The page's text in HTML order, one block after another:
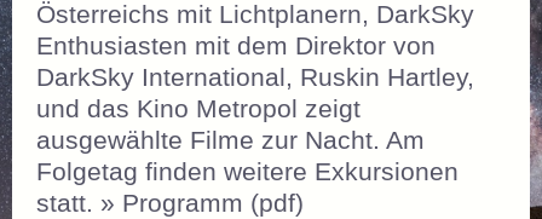
Österreichs mit Lichtplanern, DarkSky
Enthusiasten mit dem Direktor von
DarkSky International, Ruskin Hartley,
und das Kino Metropol zeigt
ausgewählte Filme zur Nacht. Am
Folgetag finden weitere Exkursionen
statt. » Programm (pdf)